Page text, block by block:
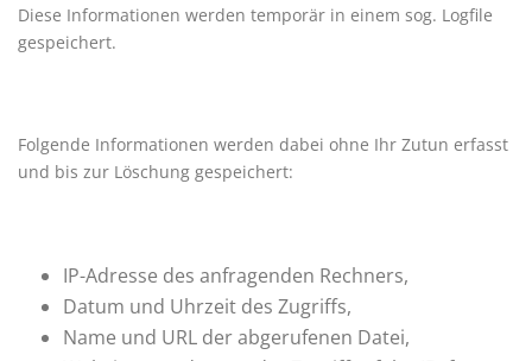
Diese Informationen werden temporär in einem sog. Logfile
gespeichert.
Folgende Informationen werden dabei ohne Ihr Zutun erfasst
und bis zur Löschung gespeichert:
IP-Adresse des anfragenden Rechners,
Datum und Uhrzeit des Zugriffs,
Name und URL der abgerufenen Datei,